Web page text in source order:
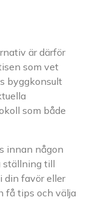
är därför
som vet
byggkonsult
som både
innan någon
ställning till
din favör eller
få tips och välja